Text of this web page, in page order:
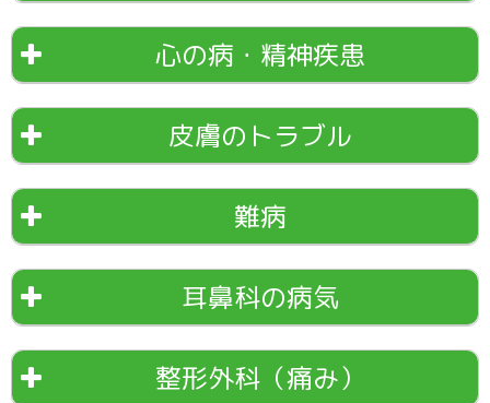
心の病・精神疾患
皮膚のトラブル
難病
耳鼻科の病気
整形外科（痛み）